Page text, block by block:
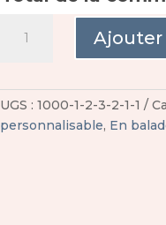
liberty
personnalisable
Ajouter
UGS : 1000-1-2-3-2-1-1
personnalisable, En